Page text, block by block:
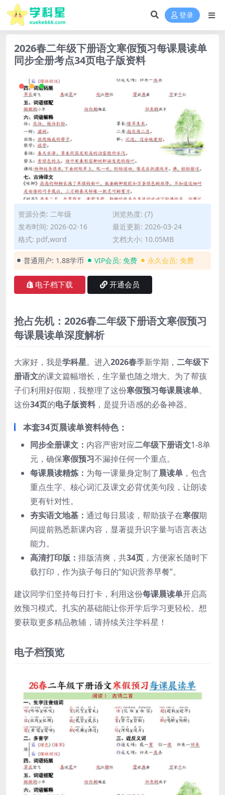
登录
2026春二年级下册语文寒假预习每课晨读单
同步全册考点34页电子版资料
资源分类: 二年级
浏览热度: (7)
发布时间: 2026-02-16
最近更新: 2026-03-24
格式: pdf,word
文档大小: 10.05MB
普通用户: 1.88学币 VIP会员: 免费 永久会员: 免费
电子档下载 开通会员
抢占先机：2026春二年级下册语文寒假预习
每课晨读单深度解析
大家好，我是学科星。进入2026春季新学期， 二年级下
册语文的课文篇幅增长，生字量也随之增大。为了帮孩
子们利用好假期，我整理了这份寒假预习每课晨读单。
这份34页的电子版资料，是提升语感的必备神器。
本套34页晨读单资料特色：
同步全册课文： 内容严密对应二年级下册语文1-8单
元，确保寒假预习不漏掉任何一个重点。
每课晨读精炼： 为每一课量身定制了晨读单 ，包含
重点生字、核心词汇及课文必背优美句段，让朗读
更有针对性。
夯实语文地基： 通过每日晨读，帮助孩子在寒假期
间提前熟悉新课内容，显著提升识字量与语言表达
能力。
高清打印版： 排版清爽，共34页 ，方便家长随时下
载打印，作为孩子每日的“知识营养早餐”。
建议同学们坚持每日打卡，利用这份每课晨读单开启高
效预习模式。扎实的基础能让你开学后学习更轻松。想
要获取更多精品教辅，请持续关注学科星！
电子档预览